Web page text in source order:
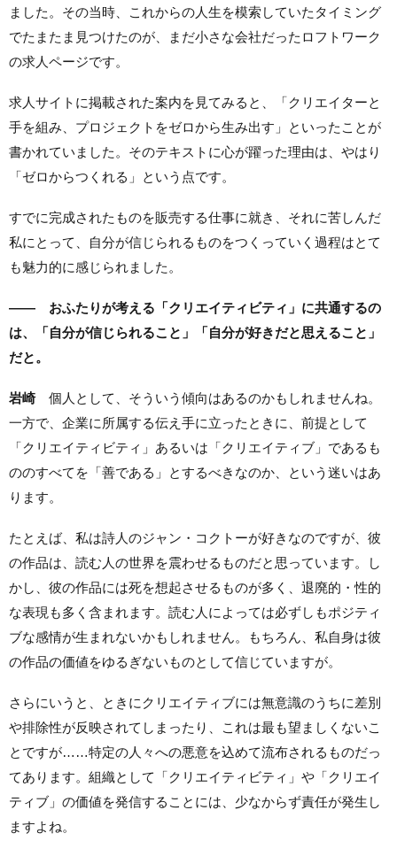
ました。その当時、これからの人生を模索していたタイミング
でたまたま見つけたのが、まだ小さな会社だったロフトワーク
の求人ページです。
求人サイトに掲載された案内を見てみると、「クリエイターと
手を組み、プロジェクトをゼロから生み出す」といったことが
書かれていました。そのテキストに心が躍った理由は、やはり
「ゼロからつくれる」という点です。
すでに完成されたものを販売する仕事に就き、それに苦しんだ
私にとって、自分が信じられるものをつくっていく過程はとて
も魅力的に感じられました。
—— おふたりが考える「クリエイティビティ」に共通するの
は、「自分が信じられること」「自分が好きだと思えること」
だと。
岩崎 個人として、そういう傾向はあるのかもしれませんね。
一方で、企業に所属する伝え手に立ったときに、前提として
「クリエイティビティ」あるいは「クリエイティブ」であるも
ののすべてを「善である」とするべきなのか、という迷いはあ
ります。
たとえば、私は詩人のジャン・コクトーが好きなのですが、彼
の作品は、読む人の世界を震わせるものだと思っています。し
かし、彼の作品には死を想起させるものが多く、退廃的・性的
な表現も多く含まれます。読む人によっては必ずしもポジティ
ブな感情が生まれないかもしれません。もちろん、私自身は彼
の作品の価値をゆるぎないものとして信じていますが。
さらにいうと、ときにクリエイティブには無意識のうちに差別
や排除性が反映されてしまったり、これは最も望ましくないこ
とですが……特定の人々への悪意を込めて流布されるものだっ
てあります。組織として「クリエイティビティ」や「クリエイ
ティブ」の価値を発信することには、少なからず責任が発生し
ますよね。